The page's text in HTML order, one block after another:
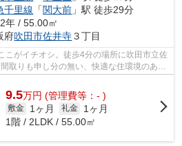
千里線 「関大前 」駅 徒歩29分
年 / 55.00㎡
府吹田市佐井寺３丁目
こがイチオシ。徒歩4分の場所に吹田市立佐
取りも申し分の無い、快適な住環境のある
自走...
9.5万円 (管理費等：- )
敷金 1ヶ月 礼金
1ヶ月
1階 / 2LDK / 55.00㎡